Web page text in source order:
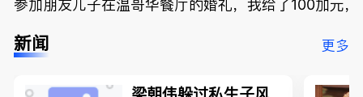
参加朋友儿子在温哥华餐厅的婚礼，我给了100加元，
新闻 更多